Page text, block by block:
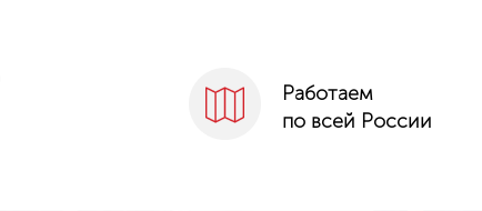
Работаем
по всей России